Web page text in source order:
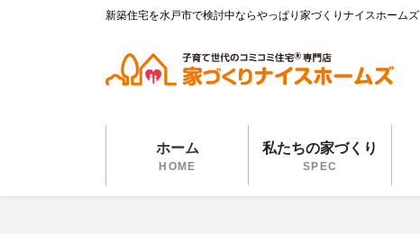
新築住宅を水戸市で検討中ならやっぱり家づくりナイスホームズ
ホーム
HOME
私たちの家づくり
SPEC